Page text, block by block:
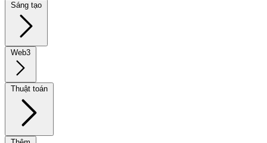
Sáng tạo
Web3
Thuật toán